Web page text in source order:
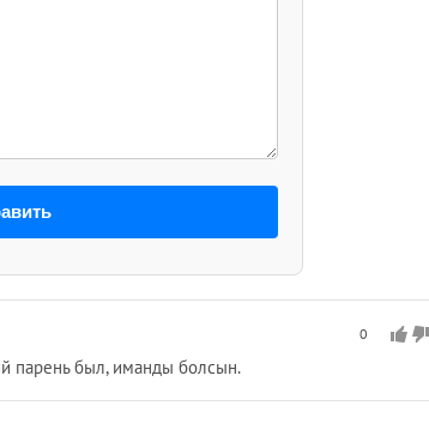
0
парень был, иманды болсын.